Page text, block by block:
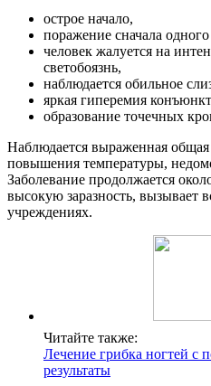
острое начало,
поражение сначала одного
человек жалуется на
светобоязнь,
наблюдается обильное
яркая гиперемия
образование точечных
Наблюдается выраженная
повышения температуры,
Заболевание продолжается
высокую заразность, вызывает
учреждениях.
Читайте также:
Лечение грибка ногтей с
результаты